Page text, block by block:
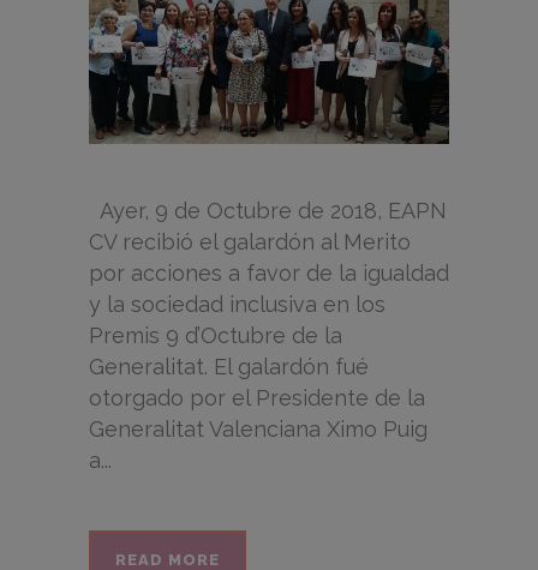
Ayer, 9 de Octubre de 2018, EAPN
CV recibió el galardón al Merito
por acciones a favor de la igualdad
y la sociedad inclusiva en los
Premis 9 d’Octubre de la
Generalitat. El galardón fué
otorgado por el Presidente de la
Generalitat Valenciana Ximo Puig
a...
READ MORE